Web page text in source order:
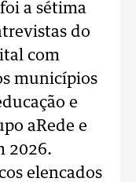
a sétima
do
com
municípios
e
aRede e
2026.
elencados